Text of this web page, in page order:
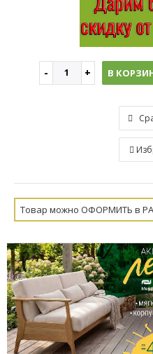
В
Товар можно ОФОРМИТЬ в